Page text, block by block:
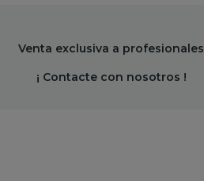
Venta exclusiva a profesionales
¡ Contacte con nosotros !